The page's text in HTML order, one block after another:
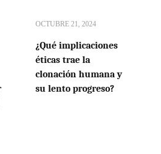
OCTUBRE 21, 2024
¿Qué implicaciones
éticas trae la
clonación humana y
su lento progreso?